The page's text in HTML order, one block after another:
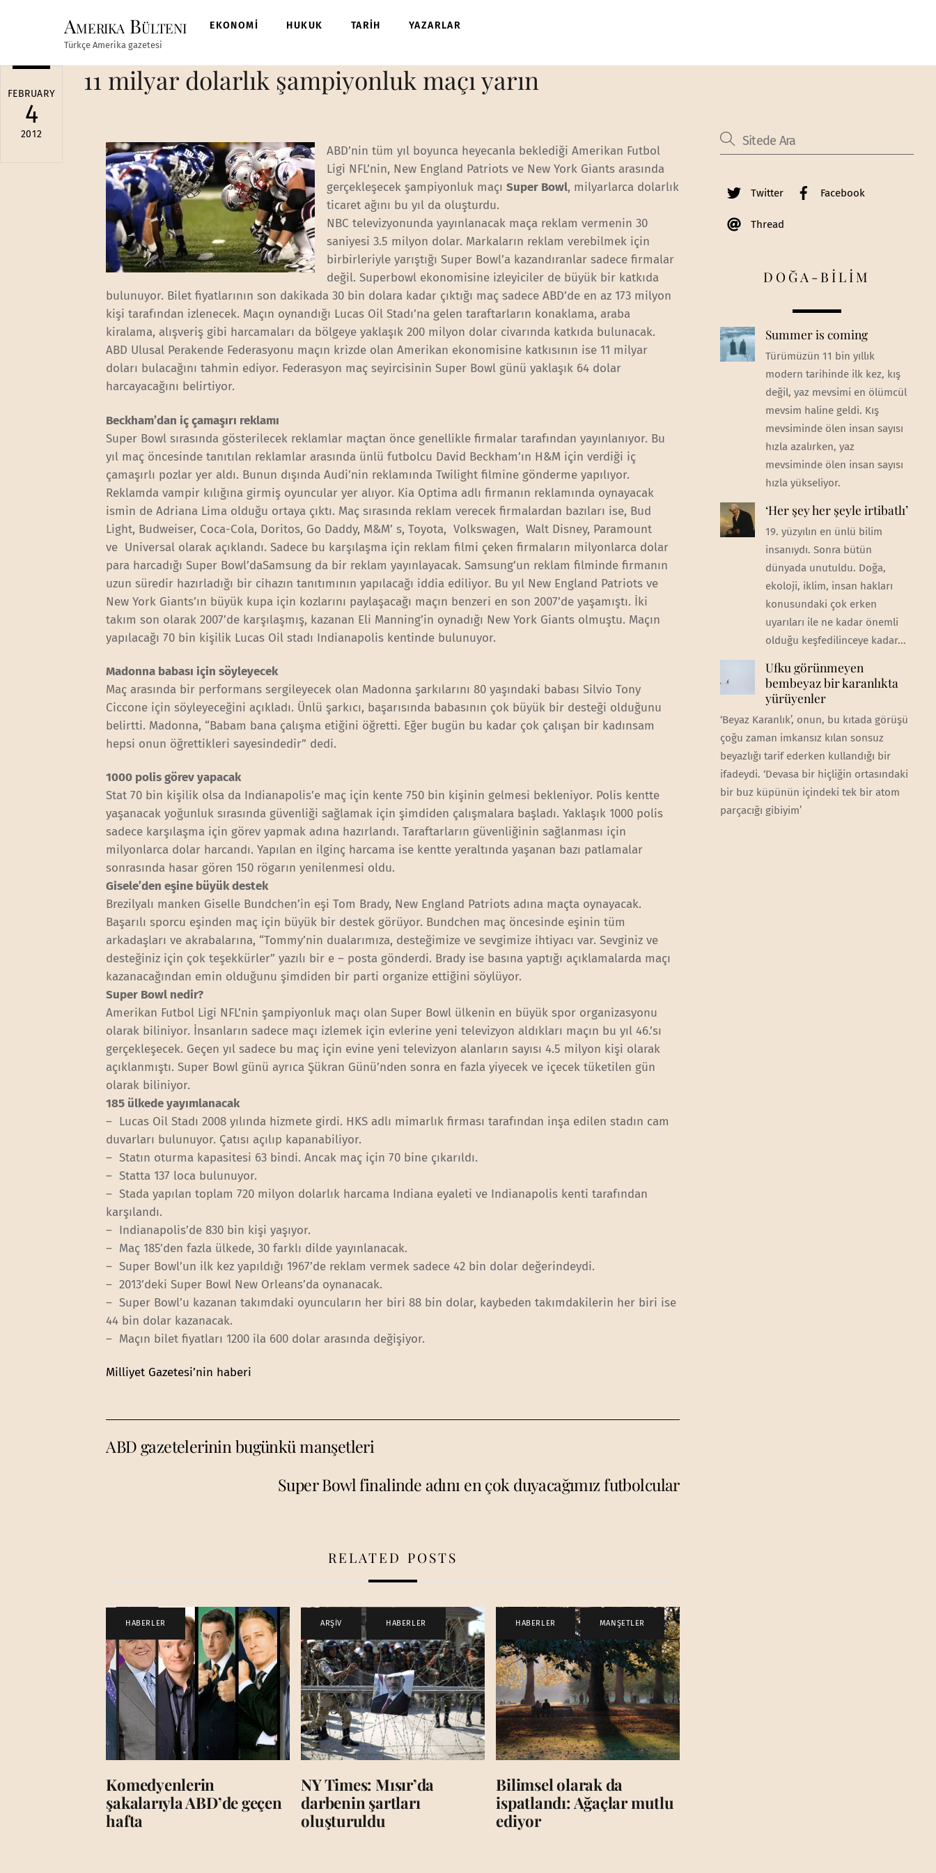
Amerika Bülteni
Türkçe Amerika gazetesi
EKONOMİ HUKUK TARİH YAZARLAR
FEBRUARY
4
2012
11 milyar dolarlık şampiyonluk maçı yarın
ABD’nin tüm yıl boyunca heyecanla beklediği Amerikan Futbol
Ligi NFL’nin, New England Patriots ve New York Giants arasında
gerçekleşecek şampiyonluk maçıSuper Bowl, milyarlarca dolarlık
ticaret ağını bu yıl da oluşturdu.
NBC televizyonunda yayınlanacak maça reklam vermenin 30
saniyesi 3.5 milyon dolar. Markaların reklam verebilmek için
birbirleriyle yarıştığı Super Bowl’a kazandıranlar sadece firmalar
değil. Superbowl ekonomisine izleyiciler de büyük bir katkıda
bulunuyor. Bilet fiyatlarının son dakikada 30 bin dolara kadar çıktığı maç sadece ABD’de en az 173 milyon
kişi tarafından izlenecek. Maçın oynandığı Lucas Oil Stadı’na gelen taraftarların konaklama, araba
kiralama, alışveriş gibi harcamaları da bölgeye yaklaşık 200 milyon dolar civarında katkıda bulunacak.
ABD Ulusal Perakende Federasyonu maçın krizde olan Amerikan ekonomisine katkısının ise 11 milyar
doları bulacağını tahmin ediyor. Federasyon maç seyircisinin Super Bowl günü yaklaşık 64 dolar
harcayacağını belirtiyor.
Beckham’dan iç çamaşırı reklamı
Super Bowl sırasında gösterilecek reklamlar maçtan önce genellikle firmalar tarafından yayınlanıyor. Bu
yıl maç öncesinde tanıtılan reklamlar arasında ünlü futbolcu David Beckham’ın H&M için verdiği iç
çamaşırlı pozlar yer aldı. Bunun dışında Audi’nin reklamında Twilight filmine gönderme yapılıyor.
Reklamda vampir kılığına girmiş oyuncular yer alıyor. Kia Optima adlı firmanın reklamında oynayacak
ismin de Adriana Lima olduğu ortaya çıktı. Maç sırasında reklam verecek firmalardan bazıları ise, Bud
Light, Budweiser, Coca-Cola, Doritos, Go Daddy, M&M’ s, Toyota, Volkswagen, Walt Disney, Paramount
ve Universal olarak açıklandı. Sadece bu karşılaşma için reklam filmi çeken firmaların milyonlarca dolar
para harcadığı Super Bowl’daSamsung da bir reklam yayınlayacak. Samsung’un reklam filminde firmanın
uzun süredir hazırladığı bir cihazın tanıtımının yapılacağı iddia ediliyor. Bu yıl New England Patriots ve
New York Giants’ın büyük kupa için kozlarını paylaşacağı maçın benzeri en son 2007’de yaşamıştı. İki
takım son olarak 2007’de karşılaşmış, kazanan Eli Manning’in oynadığı New York Giants olmuştu. Maçın
yapılacağı 70 bin kişilik Lucas Oil stadı Indianapolis kentinde bulunuyor.
Madonna babası için söyleyecek
Maç arasında bir performans sergileyecek olan Madonna şarkılarını 80 yaşındaki babası Silvio Tony
Ciccone için söyleyeceğini açıkladı. Ünlü şarkıcı, başarısında babasının çok büyük bir desteği olduğunu
belirtti. Madonna, “Babam bana çalışma etiğini öğretti. Eğer bugün bu kadar çok çalışan bir kadınsam
hepsi onun öğrettikleri sayesindedir” dedi.
1000 polis görev yapacak
Stat 70 bin kişilik olsa da Indianapolis’e maç için kente 750 bin kişinin gelmesi bekleniyor. Polis kentte
yaşanacak yoğunluk sırasında güvenliği sağlamak için şimdiden çalışmalara başladı. Yaklaşık 1000 polis
sadece karşılaşma için görev yapmak adına hazırlandı. Taraftarların güvenliğinin sağlanması için
milyonlarca dolar harcandı. Yapılan en ilginç harcama ise kentte yeraltında yaşanan bazı patlamalar
sonrasında hasar gören 150 rögarın yenilenmesi oldu.
Gisele’den eşine büyük destek
Brezilyalı manken Giselle Bundchen’in eşi Tom Brady, New England Patriots adına maçta oynayacak.
Başarılı sporcu eşinden maç için büyük bir destek görüyor. Bundchen maç öncesinde eşinin tüm
arkadaşları ve akrabalarına, “Tommy’nin dualarımıza, desteğimize ve sevgimize ihtiyacı var. Sevginiz ve
desteğiniz için çok teşekkürler” yazılı bir e – posta gönderdi. Brady ise basına yaptığı açıklamalarda maçı
kazanacağından emin olduğunu şimdiden bir parti organize ettiğini söylüyor.
Super Bowl nedir?
Amerikan Futbol Ligi NFL’nin şampiyonluk maçı olan Super Bowl ülkenin en büyük spor organizasyonu
olarak biliniyor. İnsanların sadece maçı izlemek için evlerine yeni televizyon aldıkları maçın bu yıl 46.’sı
gerçekleşecek. Geçen yıl sadece bu maç için evine yeni televizyon alanların sayısı 4.5 milyon kişi olarak
açıklanmıştı. Super Bowl günü ayrıca Şükran Günü’nden sonra en fazla yiyecek ve içecek tüketilen gün
olarak biliniyor.
185 ülkede yayımlanacak
– Lucas Oil Stadı 2008 yılında hizmete girdi. HKS adlı mimarlık firması tarafından inşa edilen stadın cam
duvarları bulunuyor. Çatısı açılıp kapanabiliyor.
– Statın oturma kapasitesi 63 bindi. Ancak maç için 70 bine çıkarıldı.
– Statta 137 loca bulunuyor.
– Stada yapılan toplam 720 milyon dolarlık harcama Indiana eyaleti ve Indianapolis kenti tarafından
karşılandı.
– Indianapolis’de 830 bin kişi yaşıyor.
– Maç 185’den fazla ülkede, 30 farklı dilde yayınlanacak.
– Super Bowl’un ilk kez yapıldığı 1967’de reklam vermek sadece 42 bin dolar değerindeydi.
– 2013’deki Super Bowl New Orleans’da oynanacak.
– Super Bowl’u kazanan takımdaki oyuncuların her biri 88 bin dolar, kaybeden takımdakilerin her biri ise
44 bin dolar kazanacak.
– Maçın bilet fiyatları 1200 ila 600 dolar arasında değişiyor.
Milliyet Gazetesi’nin haberi
ABD gazetelerinin bugünkü manşetleri
Super Bowl finalinde adını en çok duyacağımız futbolcular
RELATED POSTS
HABERLER
Komedyenlerin
şakalarıyla ABD’de geçen
hafta
ARŞİV , HABERLER
NY Times: Mısır’da
darbenin şartları
oluşturuldu
HABERLER , MANŞETLER
Bilimsel olarak da
ispatlandı: Ağaçlar mutlu
ediyor
Twitter Facebook
Thread
DOĞA-BİLİM
Summer is coming
Türümüzün 11 bin yıllık
modern tarihinde ilk kez, kış
değil, yaz mevsimi en ölümcül
mevsim haline geldi. Kış
mevsiminde ölen insan sayısı
hızla azalırken, yaz
mevsiminde ölen insan sayısı
hızla yükseliyor.
‘Her şey her şeyle irtibatlı’
19. yüzyılın en ünlü bilim
insanıydı. Sonra bütün
dünyada unutuldu. Doğa,
ekoloji, iklim, insan hakları
konusundaki çok erken
uyarıları ile ne kadar önemli
olduğu keşfedilinceye kadar...
Ufku görünmeyen
bembeyaz bir karanlıkta
yürüyenler
‘Beyaz Karanlık’, onun, bu kıtada görüşü
çoğu zaman imkansız kılan sonsuz
beyazlığı tarif ederken kullandığı bir
ifadeydi. ‘Devasa bir hiçliğin ortasındaki
bir buz küpünün içindeki tek bir atom
parçacığı gibiyim’